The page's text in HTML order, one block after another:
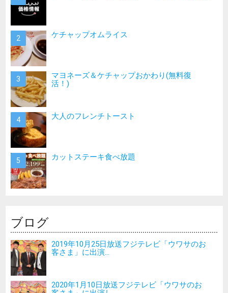
ケチャップオムライス
マヨネーズ＆ケチャップおかわり(無料復
活！)
大人のフレンチトースト
カットステーキ食べ放題
ブログ
2019年10月25日放送フジテレビ「ウワサのお
客さま」に出演...
2020年1月10日放送フジテレビ「ウワサのお